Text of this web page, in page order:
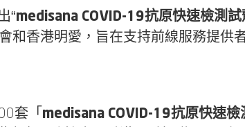
“medisana COVID-19抗原快速檢測試
香港明愛，旨在支持前線服務提供
套「 medisana COVID-19抗原快速檢